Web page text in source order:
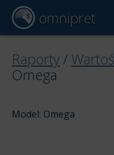
omnipret
Raporty /
Omega
Model: Omega